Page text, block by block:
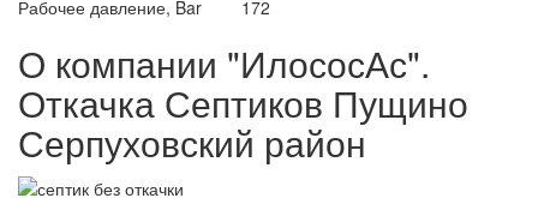
Рабочее давление, Bar
172
О компании "ИлососАс".
Откачка Септиков Пущино
Серпуховский район